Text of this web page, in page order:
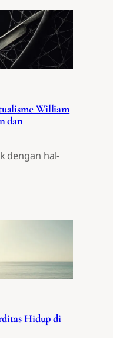
William
dan
dengan hal-
Hidup di